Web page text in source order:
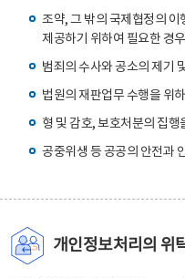
조약, 그 밖의 국제협정의 이
제공하기 위하여 필요한 경우
범죄의 수사와 공소의 제기
법원의 재판업무 수행을 위
형 및 감호, 보호처분의 집행
공중위생 등 공공의 안전과
개인정보처리의 위